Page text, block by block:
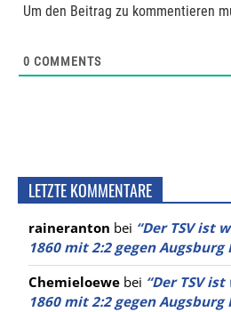
Um den Beitrag zu kommentieren
0 COMMENTS
LETZTE KOMMENTARE
raineranton bei “Der TSV ist
1860 mit 2:2 gegen Augsburg
Chemieloewe bei “Der TSV
1860 mit 2:2 gegen Augsburg